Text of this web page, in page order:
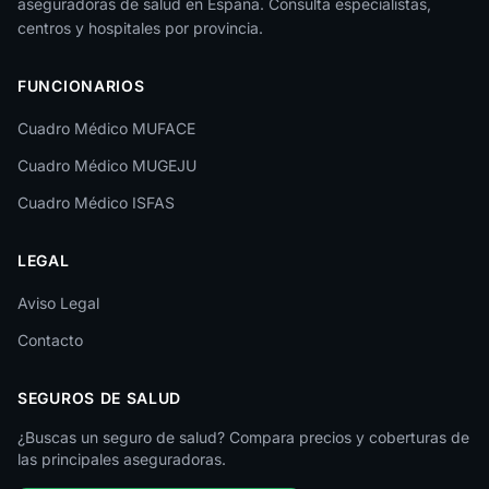
La Rioja
León
Lleida
Lugo
Málaga
Melilla
Murcia
Palencia
aseguradoras de salud en España. Consulta especialistas,
centros y hospitales por provincia.
FUNCIONARIOS
Cuadro Médico MUFACE
Cuadro Médico MUGEJU
Cuadro Médico ISFAS
LEGAL
Aviso Legal
Contacto
SEGUROS DE SALUD
¿Buscas un seguro de salud? Compara precios y coberturas de
las principales aseguradoras.